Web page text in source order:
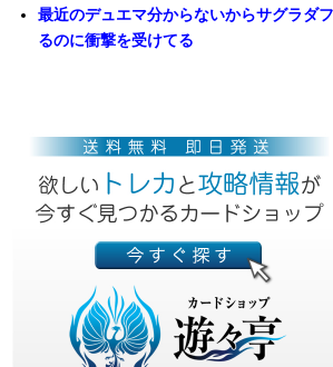
最近のデュエマ分からないからサグラダ
るのに衝撃を受けてる